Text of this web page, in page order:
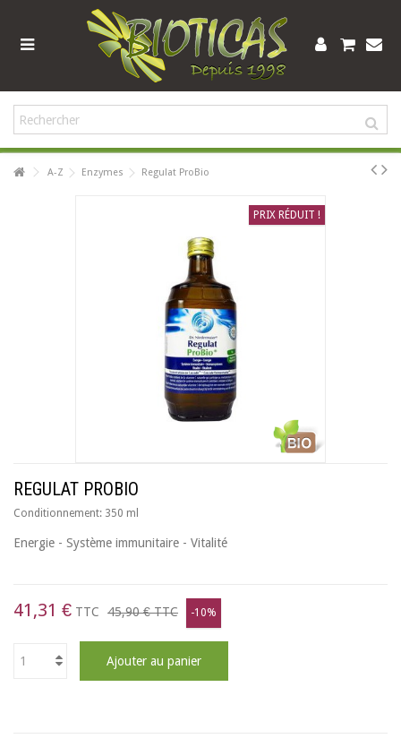
A-Z Enzymes Regulat ProBio
PRIX RÉDUIT !
REGULAT PROBIO
Conditionnement: 350 ml
Energie - Système immunitaire - Vitalité
41,31 € TTC 45,90 €TTC -10%
Ajouter au panier